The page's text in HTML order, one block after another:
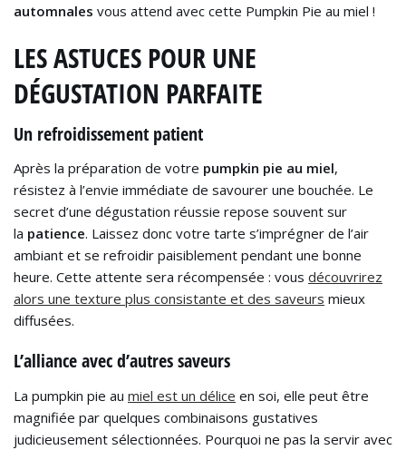
automnales vous attend avec cette Pumpkin Pie au miel !
LES ASTUCES POUR UNE
DÉGUSTATION PARFAITE
Un refroidissement patient
Après la préparation de votre pumpkin pie au miel,
résistez à l’envie immédiate de savourer une bouchée. Le
secret d’une dégustation réussie repose souvent sur
la patience. Laissez donc votre tarte s’imprégner de l’air
ambiant et se refroidir paisiblement pendant une bonne
heure. Cette attente sera récompensée : vous découvrirez
alors une texture plus consistante et des saveurs mieux
diffusées.
L’alliance avec d’autres saveurs
La pumpkin pie au miel est un délice en soi, elle peut être
magnifiée par quelques combinaisons gustatives
judicieusement sélectionnées. Pourquoi ne pas la servir avec